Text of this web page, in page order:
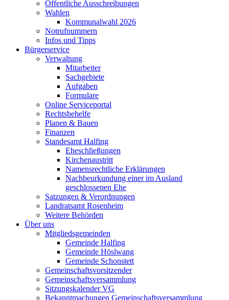
Öffentliche Ausschreibungen
Wahlen
Kommunalwahl 2026
Notrufnummern
Infos und Tipps
Bürgerservice
Verwaltung
Mitarbeiter
Sachgebiete
Aufgaben
Formulare
Online Serviceportal
Rechtsbehelfe
Planen & Bauen
Finanzen
Standesamt Halfing
Eheschließungen
Kirchenaustritt
Namensrechtliche Erklärungen
Nachbeurkundung einer im Ausland
geschlossenen Ehe
Satzungen & Verordnungen
Landratsamt Rosenheim
Weitere Behörden
Über uns
Mitgliedsgemeinden
Gemeinde Halfing
Gemeinde Höslwang
Gemeinde Schonstett
Gemeinschaftsvorsitzender
Gemeinschaftsversammlung
Sitzungskalender VG
Bekanntmachungen Gemeinschaftsversammlung